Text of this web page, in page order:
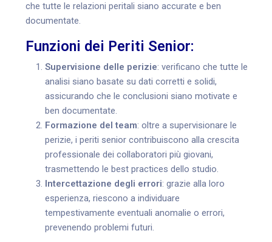
che tutte le relazioni peritali siano accurate e ben
documentate.
Funzioni dei Periti Senior:
Supervisione delle perizie: verificano che tutte le
analisi siano basate su dati corretti e solidi,
assicurando che le conclusioni siano motivate e
ben documentate.
Formazione del team: oltre a supervisionare le
perizie, i periti senior contribuiscono alla crescita
professionale dei collaboratori più giovani,
trasmettendo le best practices dello studio.
Intercettazione degli errori: grazie alla loro
esperienza, riescono a individuare
tempestivamente eventuali anomalie o errori,
prevenendo problemi futuri.